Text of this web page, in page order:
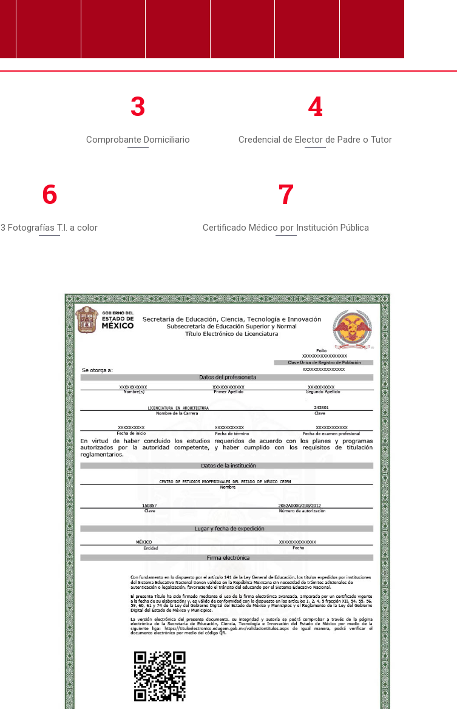
3
Comprobante Domiciliario
4
Credencial de Elector de Padre o Tutor
6
3 Fotografías T.I. a color
7
Certificado Médico por Institución Pública